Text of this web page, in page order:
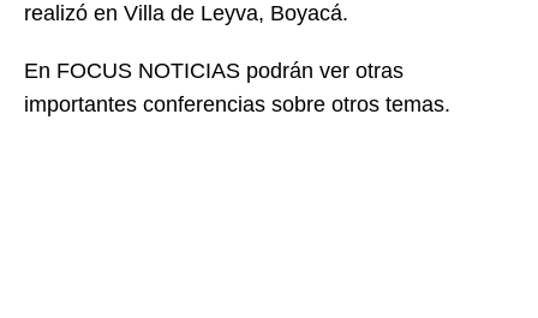
realizó en Villa de Leyva, Boyacá.
En FOCUS NOTICIAS podrán ver otras
importantes conferencias sobre otros temas.